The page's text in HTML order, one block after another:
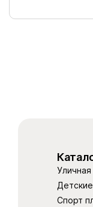
Спорт